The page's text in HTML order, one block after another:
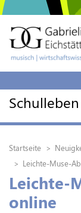
Schulleben
Startseite
Leichte-Muse-
Leichte-
online